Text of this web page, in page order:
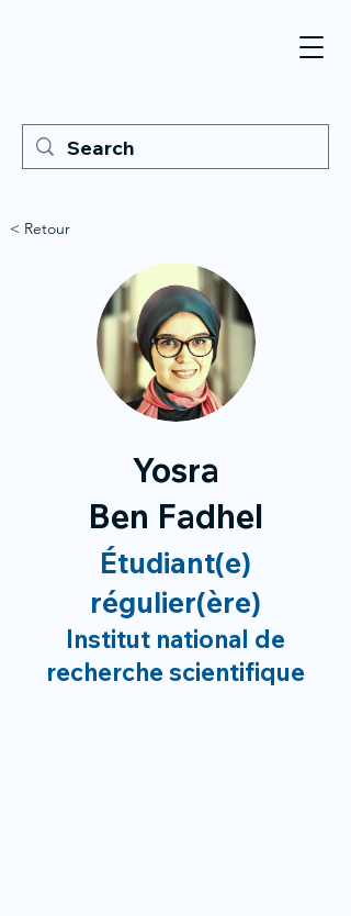
< Retour
Yosra
Ben Fadhel
Étudiant(e)
régulier(ère)
Institut national de
recherche scientifique